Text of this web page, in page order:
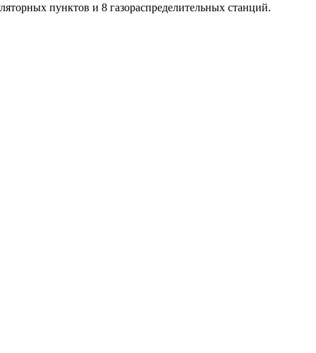
пунктов и 8 газораспределительных станций.